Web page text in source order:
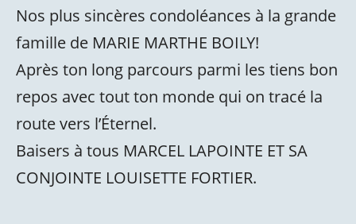
Nos plus sincères condoléances à la grande
famille de MARIE MARTHE BOILY!
Après ton long parcours parmi les tiens bon
repos avec tout ton monde qui on tracé la
route vers l’Éternel.
Baisers à tous MARCEL LAPOINTE ET SA
CONJOINTE LOUISETTE FORTIER.